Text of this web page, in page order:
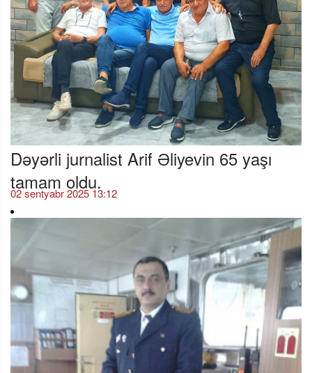
Dəyərli jurnalist Arif Əliyevin 65 yaşı
tamam oldu.
02 sentyabr 2025 13:12